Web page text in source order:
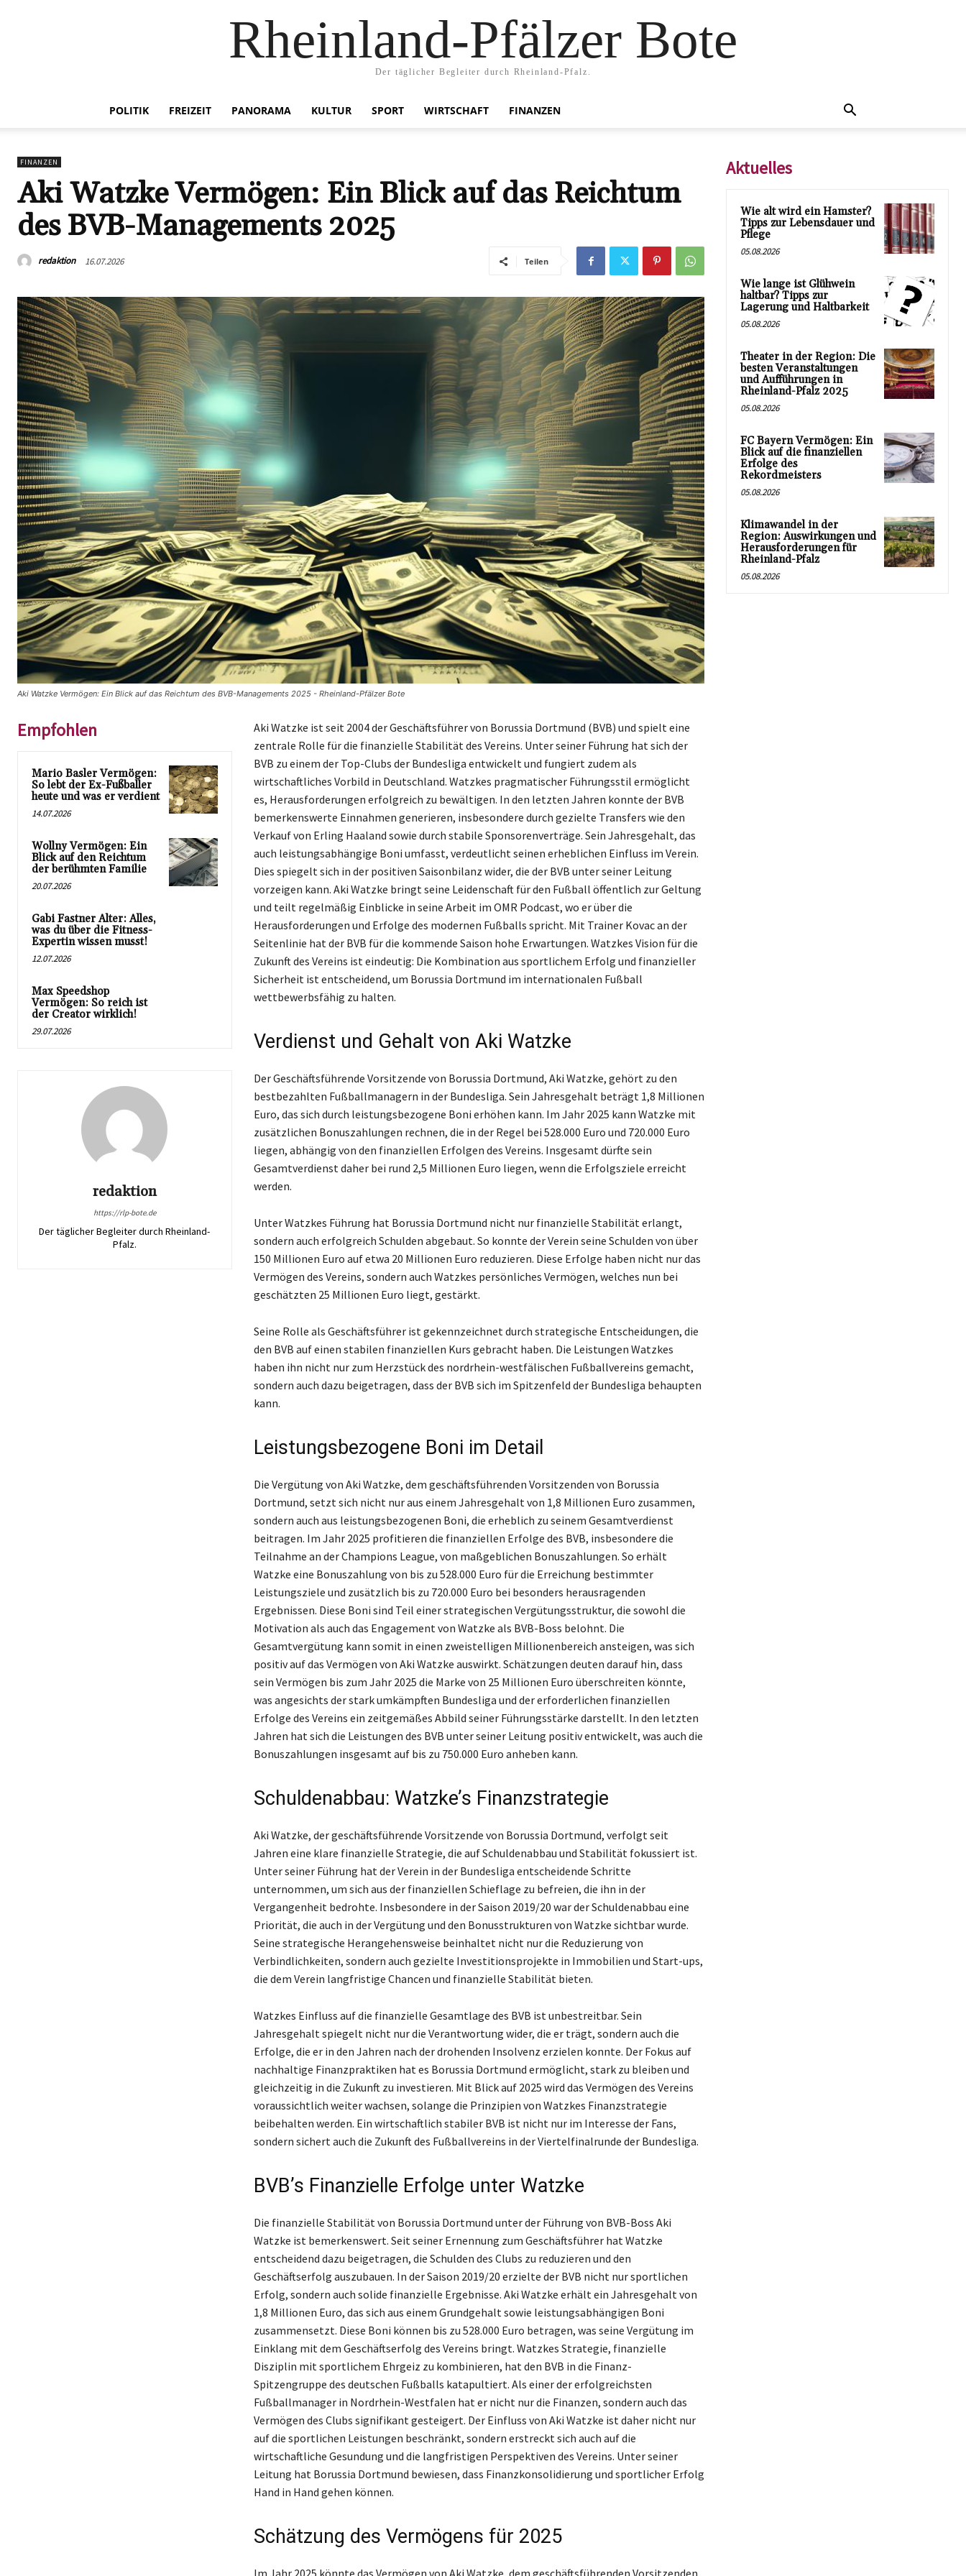
Rheinland-Pfälzer Bote
Der täglicher Begleiter durch Rheinland-Pfalz.
POLITIK FREIZEIT PANORAMA KULTUR SPORT WIRTSCHAFT FINANZEN
FINANZEN
Aki Watzke Vermögen: Ein Blick auf das Reichtum
des BVB-Managements 2025
redaktion 16.07.2026 Teilen
Aki Watzke Vermögen: Ein Blick auf das Reichtum des BVB-Managements 2025 - Rheinland-Pfälzer Bote
Empfohlen
Mario Basler Vermögen:
So lebt der Ex-Fußballer
heute und was er verdient
14.07.2026
Wollny Vermögen: Ein
Blick auf den Reichtum
der berühmten Familie
20.07.2026
Gabi Fastner Alter: Alles,
was du über die Fitness-
Expertin wissen musst!
12.07.2026
Max Speedshop
Vermögen: So reich ist
der Creator wirklich!
29.07.2026
redaktion
https://rlp-bote.de
Der täglicher Begleiter durch Rheinland-
Pfalz.
Aki Watzke ist seit 2004 der Geschäftsführer von Borussia Dortmund (BVB) und spielt eine
zentrale Rolle für die finanzielle Stabilität des Vereins. Unter seiner Führung hat sich der
BVB zu einem der Top-Clubs der Bundesliga entwickelt und fungiert zudem als
wirtschaftliches Vorbild in Deutschland. Watzkes pragmatischer Führungsstil ermöglicht
es, Herausforderungen erfolgreich zu bewältigen. In den letzten Jahren konnte der BVB
bemerkenswerte Einnahmen generieren, insbesondere durch gezielte Transfers wie den
Verkauf von Erling Haaland sowie durch stabile Sponsorenverträge. Sein Jahresgehalt, das
auch leistungsabhängige Boni umfasst, verdeutlicht seinen erheblichen Einfluss im Verein.
Dies spiegelt sich in der positiven Saisonbilanz wider, die der BVB unter seiner Leitung
vorzeigen kann. Aki Watzke bringt seine Leidenschaft für den Fußball öffentlich zur Geltung
und teilt regelmäßig Einblicke in seine Arbeit im OMR Podcast, wo er über die
Herausforderungen und Erfolge des modernen Fußballs spricht. Mit Trainer Kovac an der
Seitenlinie hat der BVB für die kommende Saison hohe Erwartungen. Watzkes Vision für die
Zukunft des Vereins ist eindeutig: Die Kombination aus sportlichem Erfolg und finanzieller
Sicherheit ist entscheidend, um Borussia Dortmund im internationalen Fußball
wettbewerbsfähig zu halten.
Verdienst und Gehalt von Aki Watzke
Der Geschäftsführende Vorsitzende von Borussia Dortmund, Aki Watzke, gehört zu den
bestbezahlten Fußballmanagern in der Bundesliga. Sein Jahresgehalt beträgt 1,8 Millionen
Euro, das sich durch leistungsbezogene Boni erhöhen kann. Im Jahr 2025 kann Watzke mit
zusätzlichen Bonuszahlungen rechnen, die in der Regel bei 528.000 Euro und 720.000 Euro
liegen, abhängig von den finanziellen Erfolgen des Vereins. Insgesamt dürfte sein
Gesamtverdienst daher bei rund 2,5 Millionen Euro liegen, wenn die Erfolgsziele erreicht
werden.
Unter Watzkes Führung hat Borussia Dortmund nicht nur finanzielle Stabilität erlangt,
sondern auch erfolgreich Schulden abgebaut. So konnte der Verein seine Schulden von über
150 Millionen Euro auf etwa 20 Millionen Euro reduzieren. Diese Erfolge haben nicht nur das
Vermögen des Vereins, sondern auch Watzkes persönliches Vermögen, welches nun bei
geschätzten 25 Millionen Euro liegt, gestärkt.
Seine Rolle als Geschäftsführer ist gekennzeichnet durch strategische Entscheidungen, die
den BVB auf einen stabilen finanziellen Kurs gebracht haben. Die Leistungen Watzkes
haben ihn nicht nur zum Herzstück des nordrhein-westfälischen Fußballvereins gemacht,
sondern auch dazu beigetragen, dass der BVB sich im Spitzenfeld der Bundesliga behaupten
kann.
Leistungsbezogene Boni im Detail
Die Vergütung von Aki Watzke, dem geschäftsführenden Vorsitzenden von Borussia
Dortmund, setzt sich nicht nur aus einem Jahresgehalt von 1,8 Millionen Euro zusammen,
sondern auch aus leistungsbezogenen Boni, die erheblich zu seinem Gesamtverdienst
beitragen. Im Jahr 2025 profitieren die finanziellen Erfolge des BVB, insbesondere die
Teilnahme an der Champions League, von maßgeblichen Bonuszahlungen. So erhält
Watzke eine Bonuszahlung von bis zu 528.000 Euro für die Erreichung bestimmter
Leistungsziele und zusätzlich bis zu 720.000 Euro bei besonders herausragenden
Ergebnissen. Diese Boni sind Teil einer strategischen Vergütungsstruktur, die sowohl die
Motivation als auch das Engagement von Watzke als BVB-Boss belohnt. Die
Gesamtvergütung kann somit in einen zweistelligen Millionenbereich ansteigen, was sich
positiv auf das Vermögen von Aki Watzke auswirkt. Schätzungen deuten darauf hin, dass
sein Vermögen bis zum Jahr 2025 die Marke von 25 Millionen Euro überschreiten könnte,
was angesichts der stark umkämpften Bundesliga und der erforderlichen finanziellen
Erfolge des Vereins ein zeitgemäßes Abbild seiner Führungsstärke darstellt. In den letzten
Jahren hat sich die Leistungen des BVB unter seiner Leitung positiv entwickelt, was auch die
Bonuszahlungen insgesamt auf bis zu 750.000 Euro anheben kann.
Schuldenabbau: Watzke’s Finanzstrategie
Aki Watzke, der geschäftsführende Vorsitzende von Borussia Dortmund, verfolgt seit
Jahren eine klare finanzielle Strategie, die auf Schuldenabbau und Stabilität fokussiert ist.
Unter seiner Führung hat der Verein in der Bundesliga entscheidende Schritte
unternommen, um sich aus der finanziellen Schieflage zu befreien, die ihn in der
Vergangenheit bedrohte. Insbesondere in der Saison 2019/20 war der Schuldenabbau eine
Priorität, die auch in der Vergütung und den Bonusstrukturen von Watzke sichtbar wurde.
Seine strategische Herangehensweise beinhaltet nicht nur die Reduzierung von
Verbindlichkeiten, sondern auch gezielte Investitionsprojekte in Immobilien und Start-ups,
die dem Verein langfristige Chancen und finanzielle Stabilität bieten.
Watzkes Einfluss auf die finanzielle Gesamtlage des BVB ist unbestreitbar. Sein
Jahresgehalt spiegelt nicht nur die Verantwortung wider, die er trägt, sondern auch die
Erfolge, die er in den Jahren nach der drohenden Insolvenz erzielen konnte. Der Fokus auf
nachhaltige Finanzpraktiken hat es Borussia Dortmund ermöglicht, stark zu bleiben und
gleichzeitig in die Zukunft zu investieren. Mit Blick auf 2025 wird das Vermögen des Vereins
voraussichtlich weiter wachsen, solange die Prinzipien von Watzkes Finanzstrategie
beibehalten werden. Ein wirtschaftlich stabiler BVB ist nicht nur im Interesse der Fans,
sondern sichert auch die Zukunft des Fußballvereins in der Viertelfinalrunde der Bundesliga.
BVB’s Finanzielle Erfolge unter Watzke
Die finanzielle Stabilität von Borussia Dortmund unter der Führung von BVB-Boss Aki
Watzke ist bemerkenswert. Seit seiner Ernennung zum Geschäftsführer hat Watzke
entscheidend dazu beigetragen, die Schulden des Clubs zu reduzieren und den
Geschäftserfolg auszubauen. In der Saison 2019/20 erzielte der BVB nicht nur sportlichen
Erfolg, sondern auch solide finanzielle Ergebnisse. Aki Watzke erhält ein Jahresgehalt von
1,8 Millionen Euro, das sich aus einem Grundgehalt sowie leistungsabhängigen Boni
zusammensetzt. Diese Boni können bis zu 528.000 Euro betragen, was seine Vergütung im
Einklang mit dem Geschäftserfolg des Vereins bringt. Watzkes Strategie, finanzielle
Disziplin mit sportlichem Ehrgeiz zu kombinieren, hat den BVB in die Finanz-
Spitzengruppe des deutschen Fußballs katapultiert. Als einer der erfolgreichsten
Fußballmanager in Nordrhein-Westfalen hat er nicht nur die Finanzen, sondern auch das
Vermögen des Clubs signifikant gesteigert. Der Einfluss von Aki Watzke ist daher nicht nur
auf die sportlichen Leistungen beschränkt, sondern erstreckt sich auch auf die
wirtschaftliche Gesundung und die langfristigen Perspektiven des Vereins. Unter seiner
Leitung hat Borussia Dortmund bewiesen, dass Finanzkonsolidierung und sportlicher Erfolg
Hand in Hand gehen können.
Schätzung des Vermögens für 2025
Im Jahr 2025 könnte das Vermögen von Aki Watzke, dem geschäftsführenden Vorsitzenden
Aktuelles
Wie alt wird ein Hamster?
Tipps zur Lebensdauer und
Pflege
05.08.2026
Wie lange ist Glühwein
haltbar? Tipps zur
Lagerung und Haltbarkeit
05.08.2026
Theater in der Region: Die
besten Veranstaltungen
und Aufführungen in
Rheinland-Pfalz 2025
05.08.2026
FC Bayern Vermögen: Ein
Blick auf die finanziellen
Erfolge des
Rekordmeisters
05.08.2026
Klimawandel in der
Region: Auswirkungen und
Herausforderungen für
Rheinland-Pfalz
05.08.2026